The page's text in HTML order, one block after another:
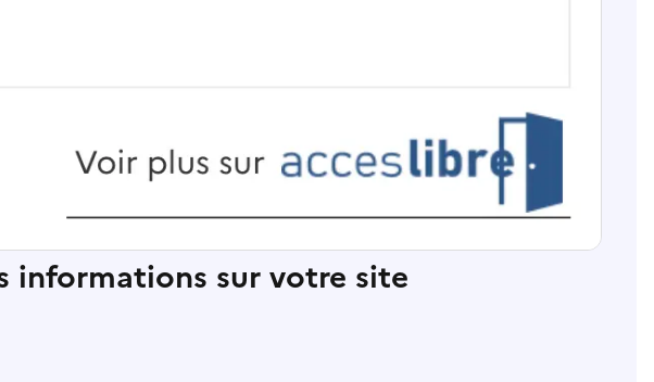
informations sur votre site